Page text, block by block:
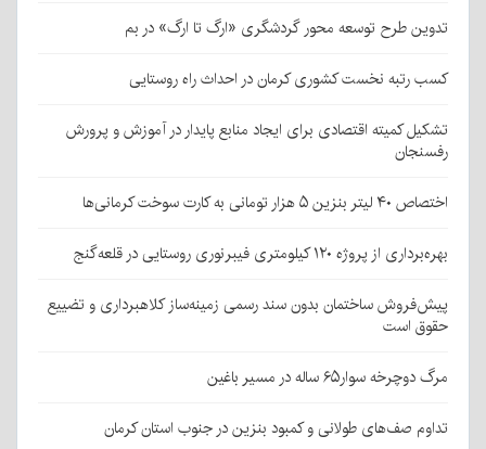
تدوین طرح توسعه محور گردشگری «ارگ تا ارگ» در بم
کسب رتبه نخست کشوری کرمان در احداث راه روستایی
تشکیل کمیته اقتصادی برای ایجاد منابع پایدار در آموزش و پرورش
رفسنجان
اختصاص ۴۰ لیتر بنزین ۵ هزار تومانی به کارت سوخت کرمانی‌ها
بهره‌برداری از پروژه ۱۲۰ کیلومتری فیبرنوری روستایی در قلعه‌گنج
پیش‌فروش ساختمان بدون سند رسمی زمینه‌ساز کلاهبرداری و تضییع
حقوق است
مرگ دوچرخه سوار۶۵ ساله در مسیر باغین
تداوم صف‌های طولانی و کمبود بنزین در جنوب استان کرمان